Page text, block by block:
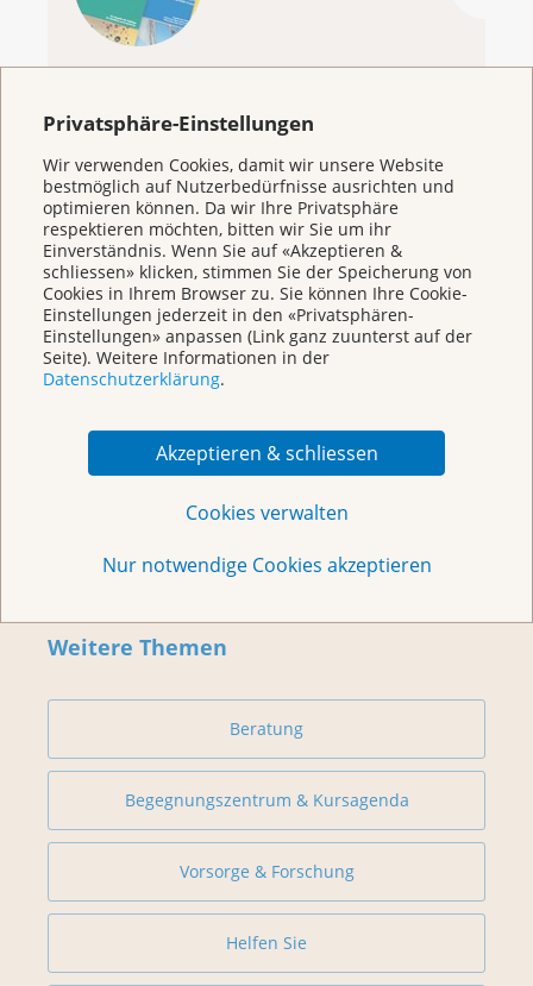
Privatsphäre-Einstellungen
Wir verwenden Cookies, damit wir unsere Website
bestmöglich auf Nutzerbedürfnisse ausrichten und
optimieren können. Da wir Ihre Privatsphäre
respektieren möchten, bitten wir Sie um ihr
Einverständnis. Wenn Sie auf «Akzeptieren &
schliessen» klicken, stimmen Sie der Speicherung von
Cookies in Ihrem Browser zu. Sie können Ihre Cookie-
Einstellungen jederzeit in den «Privatsphären-
Einstellungen» anpassen (Link ganz zuunterst auf der
Seite). Weitere Informationen in der
Datenschutzerklärung.
Akzeptieren & schliessen
Cookies verwalten
Nur notwendige Cookies akzeptieren
KrebsInfo
0800 11 88 11
Montag – Freitag: 10 – 18 Uhr
E-Mail
mailto:krebsinfo@krebsliga.ch
Chat
KrebsInfo
Montag – Freitag: 10 – 18 Uhr
Weitere Themen
Beratung
Begegnungszentrum & Kursagenda
Vorsorge & Forschung
Helfen Sie